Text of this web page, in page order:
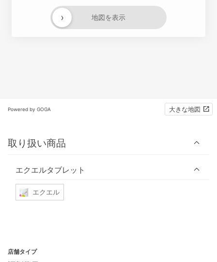
地図を表示
›
Powered by GOGA 大きな地図
取り扱い商品
エクエルタブレット
エクエル
店舗タイプ